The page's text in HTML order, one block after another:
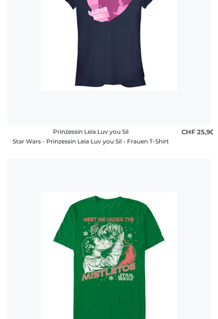
Prinzessin Leia Luv you Sil
Star Wars - Prinzessin Leia Luv you Sil - Frauen T-Shirt
CHF 25,90